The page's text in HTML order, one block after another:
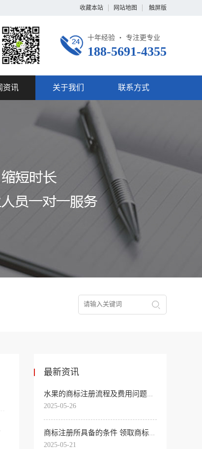
收藏本站 网站地图 触屏版
十年经验 ・ 专注更专业
188-5691-4355
资讯 关于我们 联系方式
最新资讯
水果的商标注册流程及费用问题解答
2025-05-26
商标注册所具备的条件 领取商标注册证的过程
2025-05-21